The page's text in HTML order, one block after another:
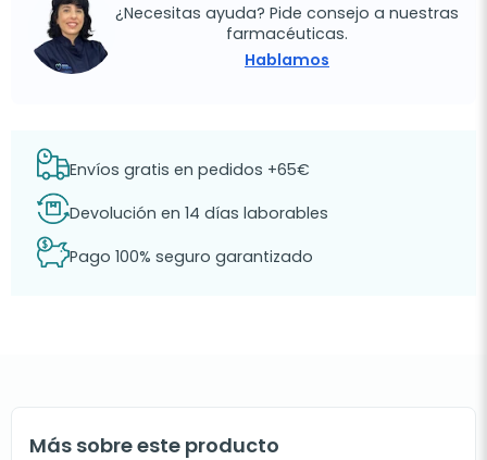
¿Necesitas ayuda? Pide consejo a nuestras
farmacéuticas.
Hablamos
Envíos gratis en pedidos +65€
Devolución en 14 días laborables
Pago 100% seguro garantizado
Más sobre este producto